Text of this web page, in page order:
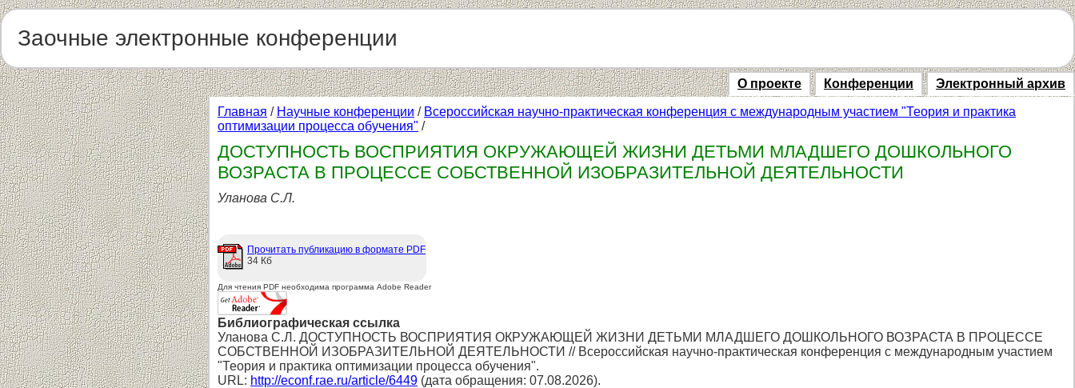
Заочные электронные конференции
О проекте Конференции Электронный архив
Главная / Научные конференции / Всероссийская научно-практическая конференция с международным участием "Теория и практика
оптимизации процесса обучения" /
ДОСТУПНОСТЬ ВОСПРИЯТИЯ ОКРУЖАЮЩЕЙ ЖИЗНИ ДЕТЬМИ МЛАДШЕГО ДОШКОЛЬНОГО
ВОЗРАСТА В ПРОЦЕССЕ СОБСТВЕННОЙ ИЗОБРАЗИТЕЛЬНОЙ ДЕЯТЕЛЬНОСТИ
Уланова С.Л.
Прочитать публикацию в формате PDF
34 Кб
Для чтения PDF необходима программа Adobe Reader
Библиографическая ссылка
Уланова С.Л. ДОСТУПНОСТЬ ВОСПРИЯТИЯ ОКРУЖАЮЩЕЙ ЖИЗНИ ДЕТЬМИ МЛАДШЕГО ДОШКОЛЬНОГО ВОЗРАСТА В ПРОЦЕССЕ
СОБСТВЕННОЙ ИЗОБРАЗИТЕЛЬНОЙ ДЕЯТЕЛЬНОСТИ // Всероссийская научно-практическая конференция с международным участием
"Теория и практика оптимизации процесса обучения".
URL: http://econf.rae.ru/article/6449 (дата обращения: 07.08.2026).